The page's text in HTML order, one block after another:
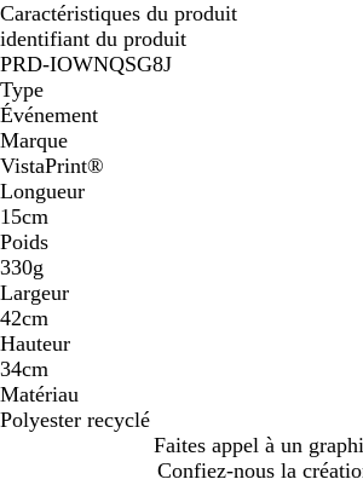
Caractéristiques du produit
identifiant du produit
PRD-IOWNQSG8J
Type
Événement
Marque
VistaPrint®
Longueur
15cm
Poids
330g
Largeur
42cm
Hauteur
34cm
Matériau
Polyester recyclé
Faites appel à un
Confiez-nous la